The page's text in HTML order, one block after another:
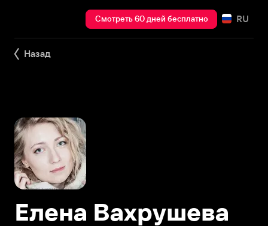
Смотреть 60 дней бесплатно RU
Назад
Елена Вахрушева